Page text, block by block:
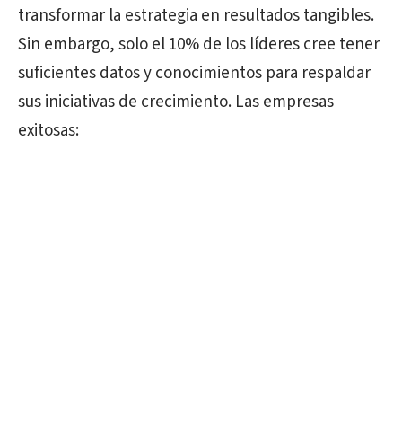
transformar la estrategia en resultados tangibles.
Sin embargo, solo el 10% de los líderes cree tener
suficientes datos y conocimientos para respaldar
sus iniciativas de crecimiento. Las empresas
exitosas: